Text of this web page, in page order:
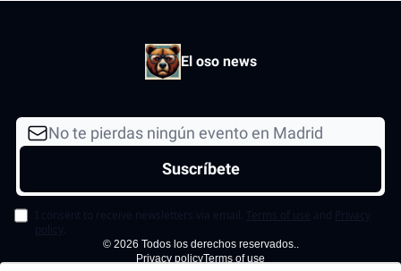
El oso news
© 2026 Todos los derechos reservados..
Privacy policyTerms of use